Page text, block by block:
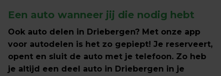
Een auto wanneer jij die nodig hebt
Ook auto delen in Driebergen? Met onze app
voor autodelen is het zo gepiept! Je reserveert,
opent en sluit de auto met je telefoon. Zo heb
je altijd een deel auto in Driebergen in je